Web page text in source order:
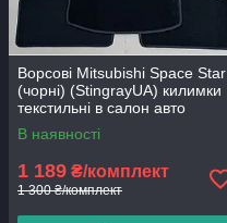
Ворсові Mitsubishi Space Star
(чорні) (StingrayUA) килимки
текстильні в салон авто
В наявності
1 189 ₴/комплект
1 300 ₴/комплект